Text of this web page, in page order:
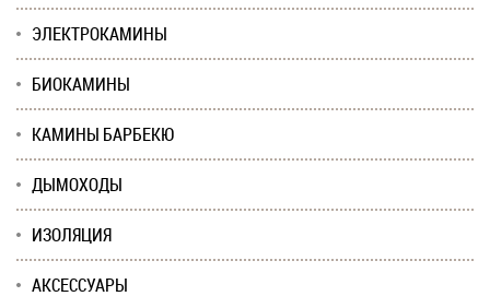
ЭЛЕКТРОКАМИНЫ
БИОКАМИНЫ
КАМИНЫ БАРБЕКЮ
ДЫМОХОДЫ
ИЗОЛЯЦИЯ
АКСЕССУАРЫ